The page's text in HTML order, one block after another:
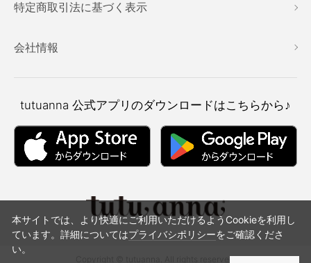
特定商取引法に基づく表示
会社情報
tutuanna 公式アプリのダウンロードはこちらから♪
Copyright © tutuanna. All rights reserved.
本サイトでは、より快適にご利用いただけるようCookieを利用し
ています。詳細についてはプライバシポリシーをご確認くださ
い。